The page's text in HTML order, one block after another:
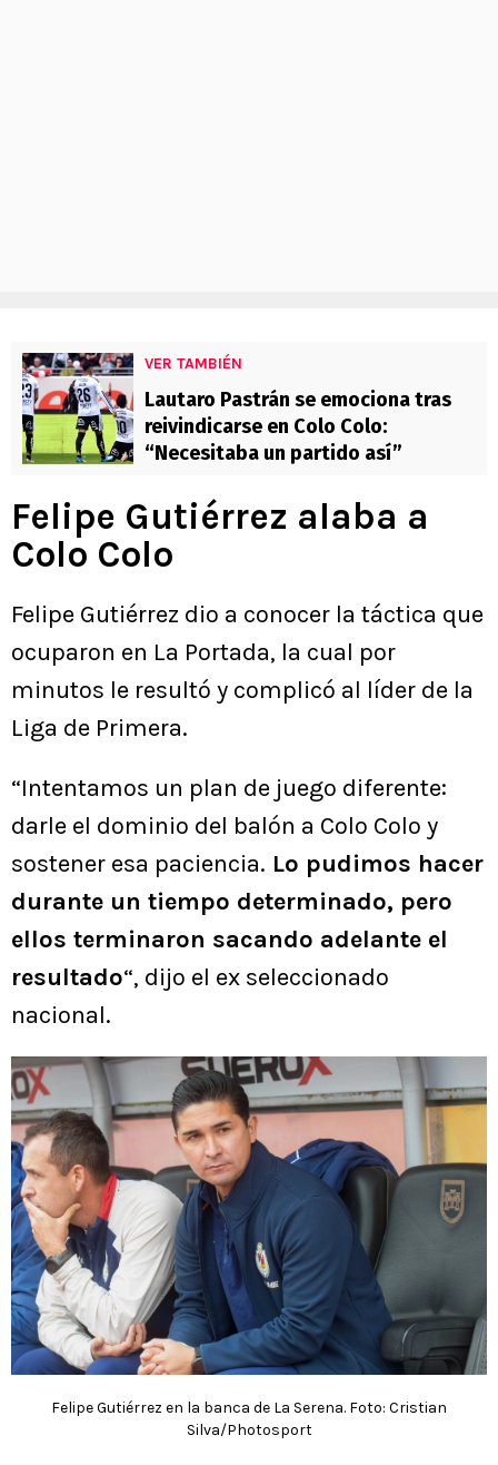
VER TAMBIÉN
Lautaro Pastrán se emociona tras
reivindicarse en Colo Colo:
“Necesitaba un partido así”
Felipe Gutiérrez alaba a
Colo Colo
Felipe Gutiérrez dio a conocer la táctica que
ocuparon en La Portada, la cual por
minutos le resultó y complicó al líder de la
Liga de Primera.
“Intentamos un plan de juego diferente:
darle el dominio del balón a Colo Colo y
sostener esa paciencia. Lo pudimos hacer
durante un tiempo determinado, pero
ellos terminaron sacando adelante el
resultado“, dijo el ex seleccionado
nacional.
Felipe Gutiérrez en la banca de La Serena. Foto: Cristian
Silva/Photosport